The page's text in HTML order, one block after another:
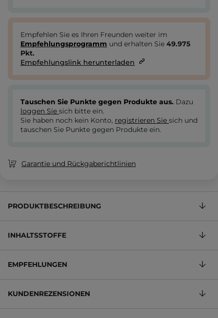
Empfehlen Sie es Ihren Freunden weiter im
Empfehlungsprogramm und erhalten Sie 49.975
Pkt.
Empfehlungslink herunterladen
Tauschen Sie Punkte gegen Produkte aus. Dazu
loggen Sie sich bitte ein.
Sie haben noch kein Konto, registrieren Sie sich und
tauschen Sie Punkte gegen Produkte ein.
Garantie und Rückgaberichtlinien
PRODUKTBESCHREIBUNG
INHALTSSTOFFE
EMPFEHLUNGEN
KUNDENREZENSIONEN